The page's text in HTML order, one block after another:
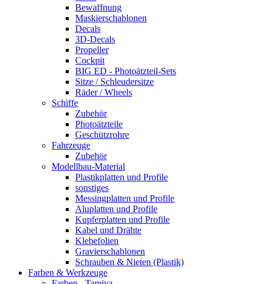
Bewaffnung
Maskierschablonen
Decals
3D-Decals
Propeller
Cockpit
BIG ED - Photoätzteil-Sets
Sitze / Schleudersitze
Räder / Wheels
Schiffe
Zubehör
Photoätzteile
Geschützrohre
Fahrzeuge
Zubehör
Modellbau-Material
Plastikplatten und Profile
sonstiges
Messingplatten und Profile
Aluplatten und Profile
Kupferplatten und Profile
Kabel und Drähte
Klebefolien
Gravierschablonen
Schrauben & Nieten (Plastik)
Farben & Werkzeuge